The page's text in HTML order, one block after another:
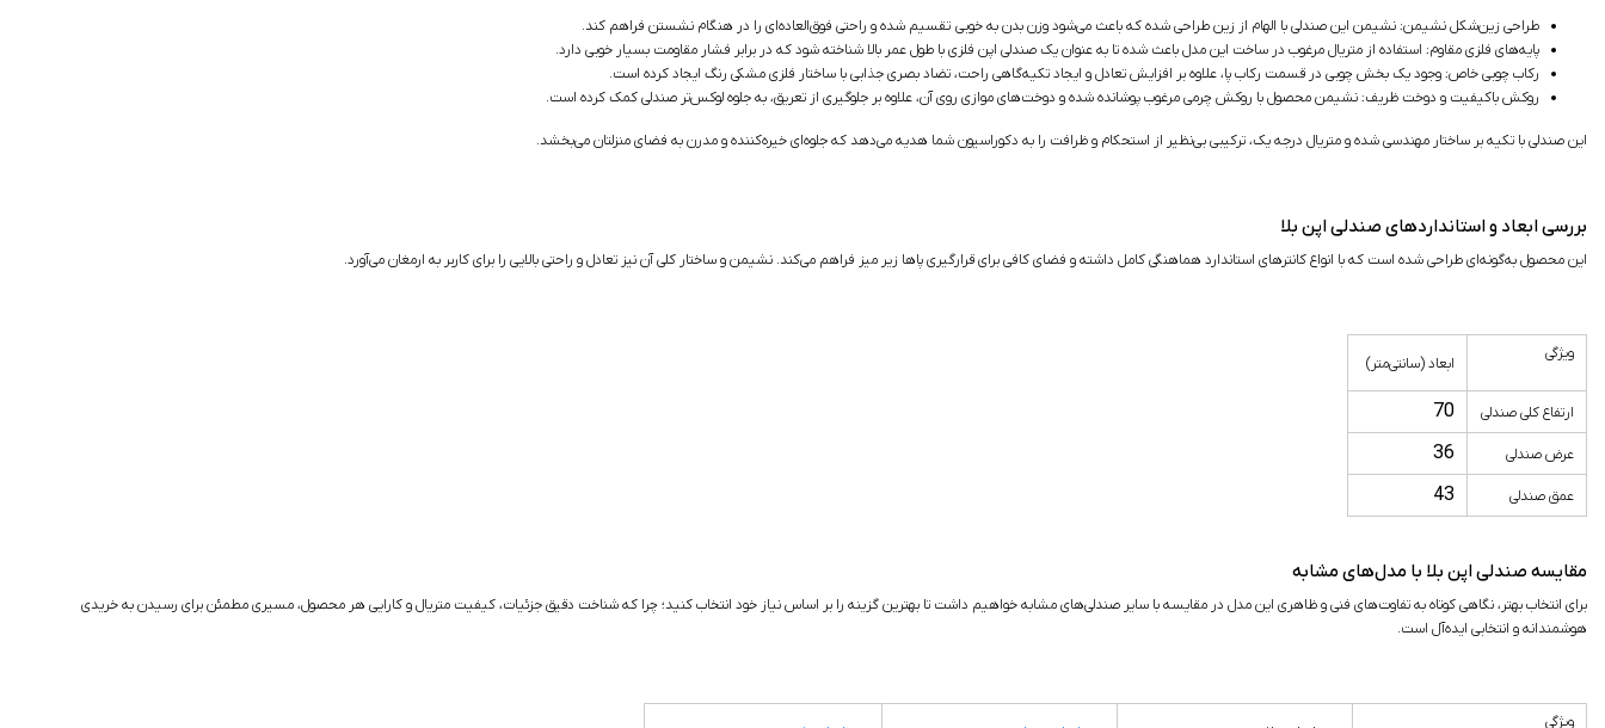
طراحی زین‌شکل نشیمن: نشیمن این صندلی با الهام از زین طراحی شده که باعث می‌شود وزن بدن به خوبی تقسیم شده و راحتی فوق‌العاده‌ای را در هنگام نشستن فراهم کند.
پایه‌های فلزی مقاوم: استفاده از متریال مرغوب در ساخت این مدل باعث شده تا به عنوان یک صندلی اپن فلزی با طول عمر بالا شناخته شود که در برابر فشار مقاومت بسیار خوبی دارد.
رکاب چوبی خاص: وجود یک بخش چوبی در قسمت رکاب پا، علاوه بر افزایش تعادل و ایجاد تکیه‌گاهی راحت، تضاد بصری جذابی با ساختار فلزی مشکی رنگ ایجاد کرده است.
روکش باکیفیت و دوخت ظریف: نشیمن محصول با روکش چرمی مرغوب پوشانده شده و دوخت‌های موازی روی آن، علاوه بر جلوگیری از تعریق، به جلوه لوکس‌تر صندلی کمک کرده است.
این صندلی با تکیه بر ساختار مهندسی شده و متریال درجه یک، ترکیبی بی‌نظیر از استحکام و ظرافت را به دکوراسیون شما هدیه می‌دهد که جلوه‌ای خیره‌کننده و مدرن به فضای منزلتان می‌بخشد.
بررسی ابعاد و استانداردهای صندلی اپن بلا
این محصول به‌گونه‌ای طراحی شده است که با انواع کانترهای استاندارد هماهنگی کامل داشته و فضای کافی برای قرارگیری پاها زیر میز فراهم می‌کند. نشیمن و ساختار کلی آن نیز تعادل و راحتی بالایی را برای کاربر به ارمغان می‌آورد.
ویژگی
ابعاد (سانتی‌متر)
ارتفاع کلی صندلی 70
عرض صندلی 36
عمق صندلی 43
مقایسه صندلی اپن بلا با مدل‌های مشابه
برای انتخاب بهتر، نگاهی کوتاه به تفاوت‌های فنی و ظاهری این مدل در مقایسه با سایر صندلی‌های مشابه خواهیم داشت تا بهترین گزینه را بر اساس نیاز خود انتخاب کنید؛ چرا که شناخت دقیق جزئیات، کیفیت متریال و کارایی هر محصول، مسیری مطمئن برای رسیدن به خریدی
هوشمندانه و انتخابی ایده‌آل است.
ویژگی